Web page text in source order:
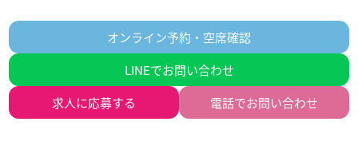
オンライン予約・空席確認
LINEでお問い合わせ
求人に応募する 電話でお問い合わせ